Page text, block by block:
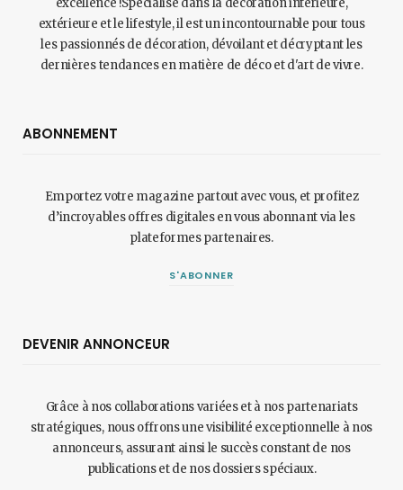
excellence !Spécialisé dans la décoration intérieure,
extérieure et le lifestyle, il est un incontournable pour tous
les passionnés de décoration, dévoilant et décryptant les
dernières tendances en matière de déco et d'art de vivre.
ABONNEMENT
Emportez votre magazine partout avec vous, et profitez
d’incroyables offres digitales en vous abonnant via les
plateformes partenaires.
S'ABONNER
DEVENIR ANNONCEUR
Grâce à nos collaborations variées et à nos partenariats
stratégiques, nous offrons une visibilité exceptionnelle à nos
annonceurs, assurant ainsi le succès constant de nos
publications et de nos dossiers spéciaux.